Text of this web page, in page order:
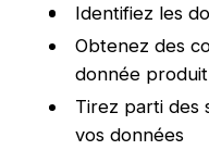
Identifiez les
Obtenez des
donnée produit
Tirez parti des
vos données